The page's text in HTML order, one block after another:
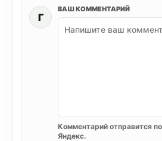
Г
ВАШ КОММЕНТАРИЙ
Комментарий отправится
Яндекс.